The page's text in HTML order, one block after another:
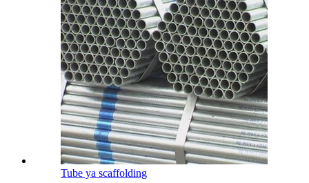
Tube ya scaffolding